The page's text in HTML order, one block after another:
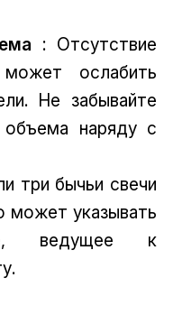
: Отсутствие
ослабить
Не забывайте
объема наряду с
три бычьи свечи
может указывать
ведущее к